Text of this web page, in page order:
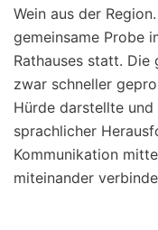
Wein aus der
gemeinsame Probe
Rathauses statt. Die
zwar schneller
Hürde darstellte
sprachlicher
Kommunikation
miteinander